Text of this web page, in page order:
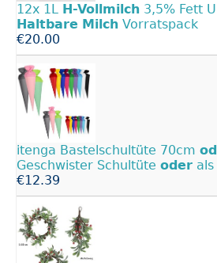
12x 1L H-Vollmilch 3,5% Fett
Haltbare Milch Vorratspack
€20.00
itenga Bastelschultüte 70cm
Geschwister Schultüte oder
€12.39